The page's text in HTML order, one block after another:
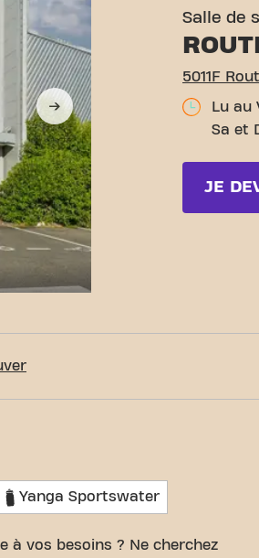
Salle de
5011F
Lu au
Sa et
JE
Yanga Sportswater
à vos besoins ? Ne cherchez